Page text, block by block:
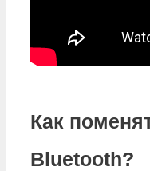
Как
Bluetooth?